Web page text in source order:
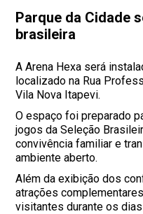
Parque da Cidade
brasileira
A Arena Hexa será
localizado na Rua
Vila Nova Itapevi.
O espaço foi preparado
jogos da Seleção
convivência familiar e
ambiente aberto.
Além da exibição dos
atrações
visitantes durante os